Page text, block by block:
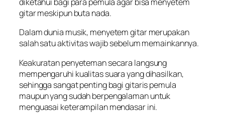
gitar meskipun buta nada.
Dalam dunia musik, menyetem gitar merupakan
salah satu aktivitas wajib sebelum memainkannya.
Keakuratan penyeteman secara langsung
mempengaruhi kualitas suara yang dihasilkan,
sehingga sangat penting bagi gitaris pemula
maupun yang sudah berpengalaman untuk
menguasai keterampilan mendasar ini.